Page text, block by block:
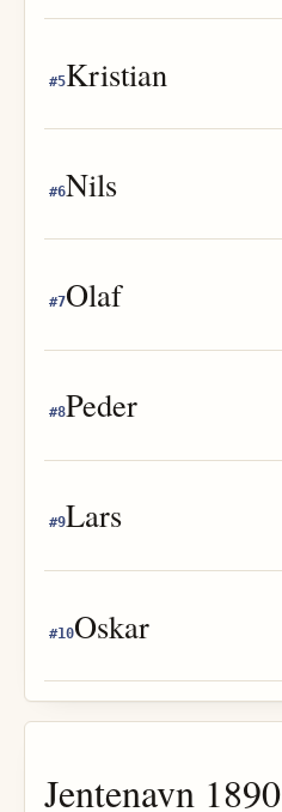
#5Kristian
#6Nils
#7Olaf
#8Peder
#9Lars
#10Oskar
Jentenavn 1890